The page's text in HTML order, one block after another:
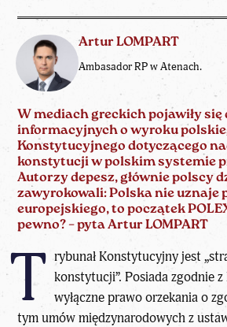
Artur LOMPART
Ambasador RP w Atenach.
W mediach greckich pojawiły się
informacyjnych o wyroku
Konstytucyjnego dotyczącego
konstytucji w polskim systemie
Autorzy depesz, głównie polscy
zawyrokowali: Polska nie uznaje
europejskiego, to początek
pewno? – pyta Artur LOMPART
T rybunał Konstytucyjny jest
konstytucji”. Posiada zgodnie
wyłączne prawo orzekania o
tym umów międzynarodowych z